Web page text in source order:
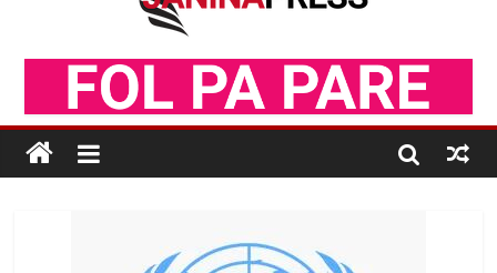
Xhevdet Qeriqi Dega e invalidëve në Fushë Kosovë
Postim me vlera nga artistja e mirëfilltë Mimoza Gjoni